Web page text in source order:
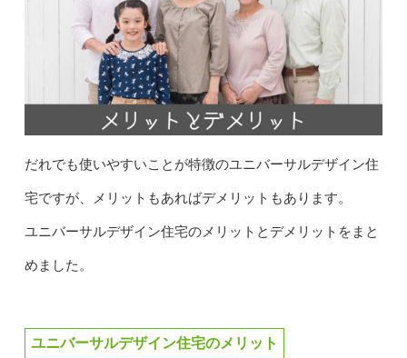
だれでも使いやすいことが特徴のユニバーサルデザイン住
宅ですが、メリットもあればデメリットもあります。
ユニバーサルデザイン住宅のメリットとデメリットをまと
めました。
ユニバーサルデザイン住宅のメリット